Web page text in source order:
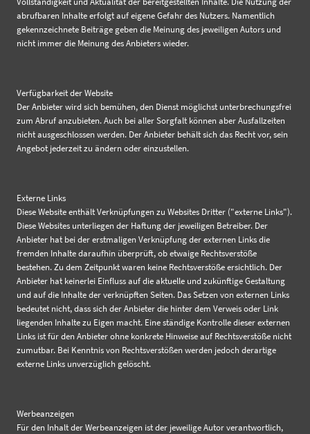
abrufbaren Inhalte erfolgt auf eigene Gefahr des Nutzers. Namentlich
gekennzeichnete Beiträge geben die Meinung des jeweiligen Autors und
nicht immer die Meinung des Anbieters wieder.
Verfügbarkeit der Website
Der Anbieter wird sich bemühen, den Dienst möglichst unterbrechungsfrei
zum Abruf anzubieten. Auch bei aller Sorgfalt können aber Ausfallzeiten
nicht ausgeschlossen werden. Der Anbieter behält sich das Recht vor, sein
Angebot jederzeit zu ändern oder einzustellen.
Externe Links
Diese Website enthält Verknüpfungen zu Websites Dritter ("externe Links").
Diese Websites unterliegen der Haftung der jeweiligen Betreiber. Der
Anbieter hat bei der erstmaligen Verknüpfung der externen Links die
fremden Inhalte daraufhin überprüft, ob etwaige Rechtsverstöße
bestehen. Zu dem Zeitpunkt waren keine Rechtsverstöße ersichtlich. Der
Anbieter hat keinerlei Einfluss auf die aktuelle und zukünftige Gestaltung
und auf die Inhalte der verknüpften Seiten. Das Setzen von externen Links
bedeutet nicht, dass sich der Anbieter die hinter dem Verweis oder Link
liegenden Inhalte zu Eigen macht. Eine ständige Kontrolle dieser externen
Links ist für den Anbieter ohne konkrete Hinweise auf Rechtsverstöße nicht
zumutbar. Bei Kenntnis von Rechtsverstößen werden jedoch derartige
externe Links unverzüglich gelöscht.
Werbeanzeigen
Für den Inhalt der Werbeanzeigen ist der jeweilige Autor verantwortlich,